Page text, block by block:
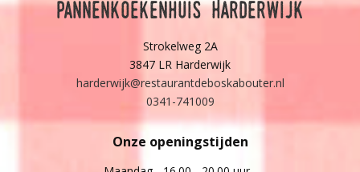
Pannenkoekenhuis Harderwijk
Strokelweg 2A
3847 LR Harderwijk
harderwijk@restaurantdeboskabouter.nl
0341-741009
Onze openingstijden